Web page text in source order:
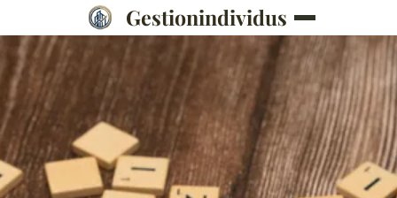
Gestionindividus